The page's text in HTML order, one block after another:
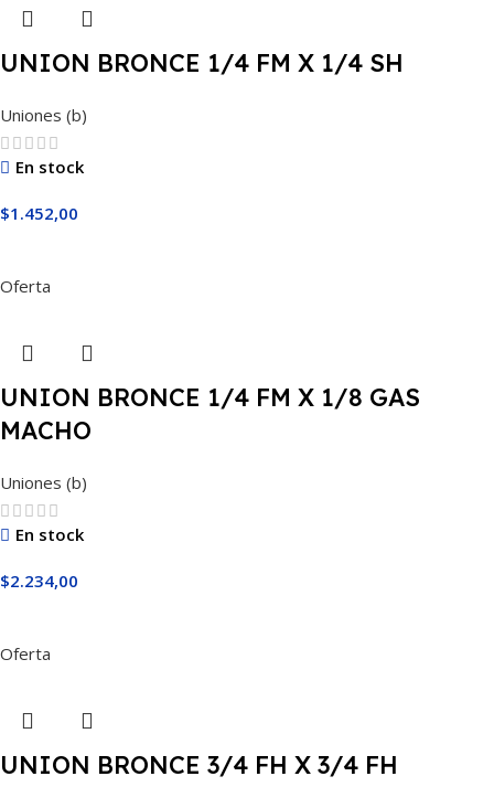
UNION BRONCE 1/4 FM X 1/4 SH
Uniones (b)
En stock
$1.452,00
Oferta
UNION BRONCE 1/4 FM X 1/8 GAS
MACHO
Uniones (b)
En stock
$2.234,00
Oferta
UNION BRONCE 3/4 FH X 3/4 FH